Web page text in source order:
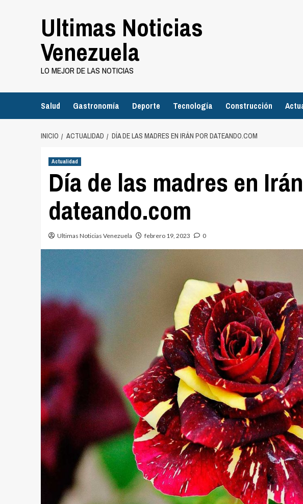
Ultimas Noticias
Venezuela
LO MEJOR DE LAS NOTICIAS
Salud Gastronomía Deporte Tecnología Construcción
INICIO ACTUALIDAD DÍA DE LAS MADRES EN IRÁN POR DATEANDO.COM
Actualidad
Día de las madres en
dateando.com
Ultimas Noticias Venezuela febrero 19, 2023 0